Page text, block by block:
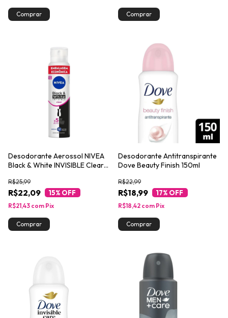
Desodorante Aerossol NIVEA
Black & White INVISIBLE Clear
R$22,09
R$25,99
15% OFF
R$21,43 com Pix
Desodorante Antitranspirante
Dove Beauty Finish 150ml
R$18,99
R$22,99
17% OFF
R$18,42 com Pix